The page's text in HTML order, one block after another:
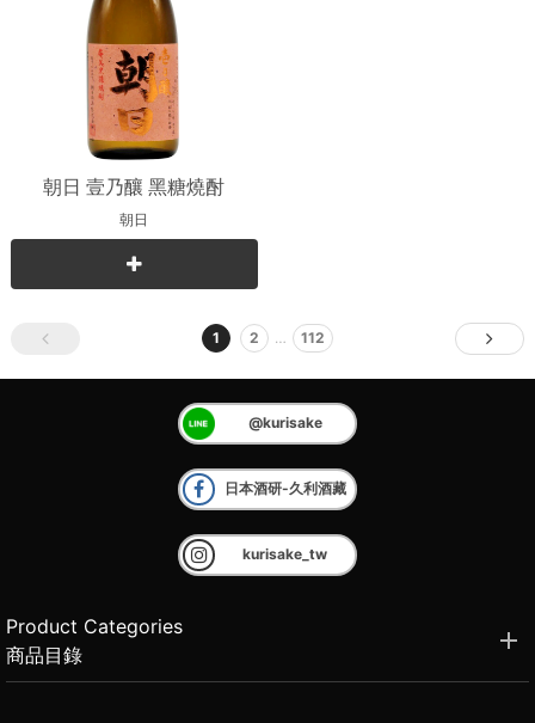
朝日 壹乃釀 黑糖燒酎
朝日
1 2 … 112
@kurisake
日本酒研-久利酒藏
kurisake_tw
Product Categories
商品目錄